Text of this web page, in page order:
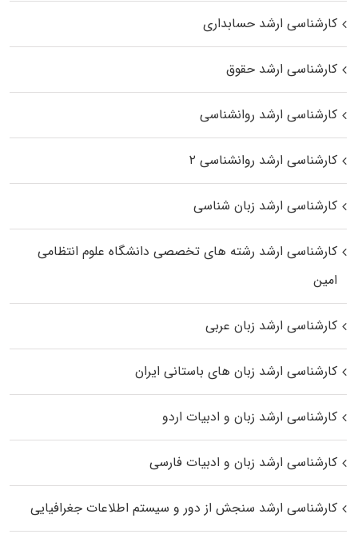
کارشناسی ارشد حسابداری
کارشناسی ارشد حقوق
کارشناسی ارشد روانشناسی
کارشناسی ارشد روانشناسی ۲
کارشناسی ارشد زبان شناسی
کارشناسی ارشد رﺷﺘﻪ ﻫﺎی تخصصی داﻧﺸﮕﺎه ﻋﻠﻮم انتظامی
اﻣﻴﻦ
کارشناسی ارشد زبان عربی
کارشناسی ارشد زبان‌ های باستانی ایران
کارشناسی ارشد زبان و ادبیات اردو
کارشناسی ارشد زبان و ادبیات فارسی
کارشناسی ارشد سنجش از دور و سیستم اطلاعات جغرافیایی